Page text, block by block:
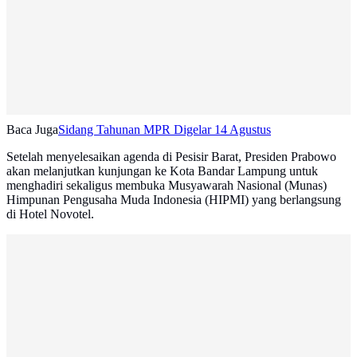
Baca JugaSidang Tahunan MPR Digelar 14 Agustus
Setelah menyelesaikan agenda di Pesisir Barat, Presiden Prabowo
akan melanjutkan kunjungan ke Kota Bandar Lampung untuk
menghadiri sekaligus membuka Musyawarah Nasional (Munas)
Himpunan Pengusaha Muda Indonesia (HIPMI) yang berlangsung
di Hotel Novotel.